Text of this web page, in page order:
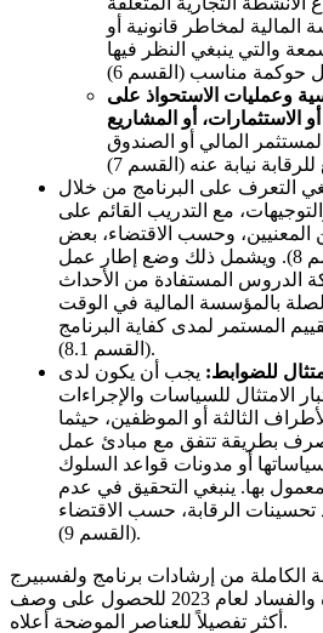
لمخاطر قانونية أو
والتي ينبغي النظر فيها
وعمليات الاستحواذ على
الاستثمارات، أو المشاريع
المالي أو الصندوق
التعرف على البرنامج من خلال
مع التدريب القائم على
المعنيين، وحسب الاقتضاء، بعض
الأطراف الثالثة (القسم 8). ويشمل ذلك وضع إطار عمل
الدروس المستفادة من الأحداث
بالمؤسسة المالية في الوقت
المستمر لمدى كفاية البرنامج
(القسم 8.1).
للضوابط: يجب أن يكون لدى
الامتثال للسياسات والإجراءات
الثالثة أو الموظفين، حيثما
بطريقة تتفق مع مبادئ عمل
أو مدونات قواعد السلوك
بها. ينبغي التحقيق في عدم
تحسينات الرقابة، حسب الاقتضاء
(القسم 9).
الكاملة من إرشادات برنامج ولفسبيرج
للامتثال لمكافحة الرشوة والفساد لعام 2023 للحصول على وصف
أكثر تفصيلاً للعناصر الموضحة أعلاه.